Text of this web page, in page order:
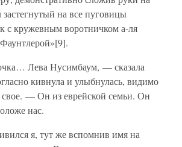
на все пуговицы
с кружевным воротничком а-ля
Лева Нусимбаум, — сказала
кивнула и улыбнулась, видимо
свое. — Он из еврейской семьи. Он
нас.
я, тут же вспомнив имя на